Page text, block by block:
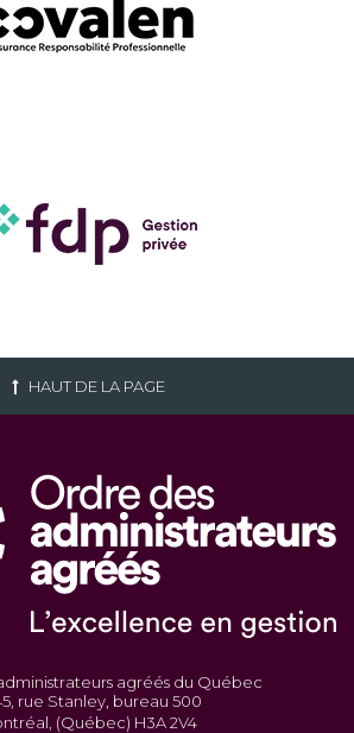
HAUT DE LA PAGE
agréés du Québec
rue Stanley, bureau 500
(Québec) H3A 2V4